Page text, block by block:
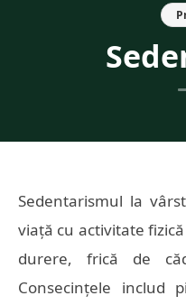
Sedentarismul la
viață cu activitate
durere, frică de
Consecințele includ